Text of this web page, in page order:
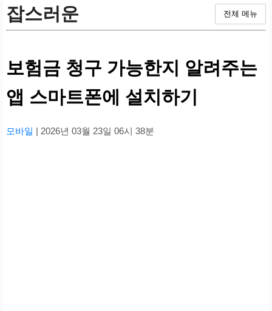
잡스러운 전체 메뉴
보험금 청구 가능한지 알려주는
앱 스마트폰에 설치하기
모바일 | 2026년 03월 23일 06시 38분